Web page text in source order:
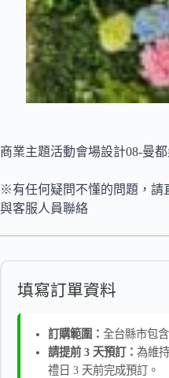
商業主題活動會場設計08-曼
※有任何疑問不懂的問題，請
與客服人員聯絡
填寫訂單資料
訂購範圍： 全台縣市包
請提前 3 天預訂： 為維
禮日 3 天前完成預訂。